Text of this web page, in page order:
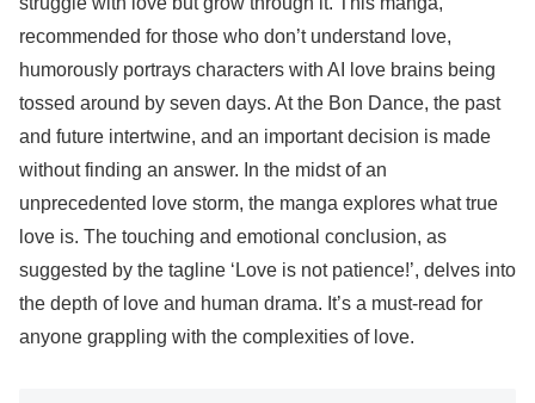
recommended for those who don’t understand love,
humorously portrays characters with AI love brains being
tossed around by seven days. At the Bon Dance, the past
and future intertwine, and an important decision is made
without finding an answer. In the midst of an
unprecedented love storm, the manga explores what true
love is. The touching and emotional conclusion, as
suggested by the tagline ‘Love is not patience!’, delves into
the depth of love and human drama. It’s a must-read for
anyone grappling with the complexities of love.